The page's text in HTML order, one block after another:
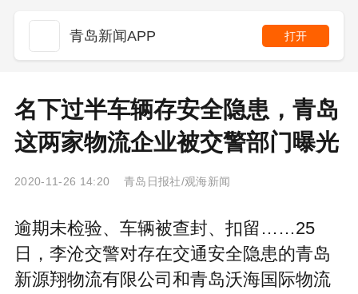
青岛新闻APP 打开
名下过半车辆存安全隐患，青岛
这两家物流企业被交警部门曝光
2020-11-26 14:20 青岛日报社/观海新闻
逾期未检验、车辆被查封、扣留……25
日，李沧交警对存在交通安全隐患的青岛
新源翔物流有限公司和青岛沃海国际物流